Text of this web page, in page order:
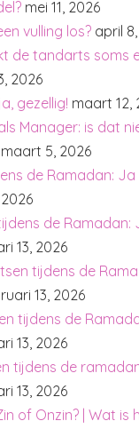
mei 11, 2026
vulling los? april
de tandarts soms
2026
gezellig! maart 12,
Manager: is dat
maart 5, 2026
de Ramadan: Ja
de Ramadan:
13, 2026
tijdens de
13, 2026
tijdens de
13, 2026
tijdens de
13, 2026
of Onzin? | Wat is